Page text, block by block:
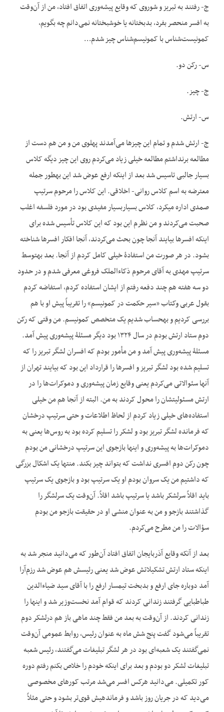
ج- رفتند به ‌تبریز و شوروی که وقایع پیشه‌وری اتفاق افتاد، من از آن‌وقت
به افسر منحصر بفرد، بدبختانه یا خوشبختانه نمی‌دانم چه بگویم،
کمونیست‌شناس با کمونیسم‌شناس چیز شدم…
س- رکن دو.
ج- چیز.
س- ارتش.
ج- ارتش شدم و تمام این چیزها می‌آمدند پهلوی من و من هم دست از
مطالعه برنداشتم مطالعه خیلی زیاد می‌کردم روی این چیز دیگه کلاس
بسیار جالبی تاسیس شد بعد از اینکه ارفع عوض شد این به‏طور جمله
معترضه به اسم کلاس روانی- اخلاقی. این کلاس را مرحوم سرتیپ
صمدی اداره می‏کرد، کلاس بسیاربسیار مفیدی بود در مورد فلسفه اغلب
صحبت می‌کردند و من نظرم این بود که این کلاس تأسیس شده برای
اینکه افسرها بیایند آنجا چون بحث می‌کردند، آنجا افکار افسرها شناخته
بشود. در هر صورت من استفادۀ خیلی کامل کردم از آنجا. بعد به‏توسط
سرتیپ مهدی به آقای مرحوم ذکاءالملک فروغی معرفی شدم و در حدود
دو سه هفته هم چند دفعه رفتم از ایشان استفاده کردم، استفاضه کردم
بقول عربی وکتاب «سیر حکمت در کمونیسم» را تقریباً پیش او با هم
بررسی کردیم و به‏حساب شدیم یک متخصص کمونیسم. من وقتی که رکن
دوم ستاد ارتش بودم در سال ۱۳۲۴ بود دیگر مسئلۀ پیشه‌وری پیش آمد.
مسئلۀ پیشه‌وری پیش آمد و من مأمور بودم که افسران لشگر تبریز را که
تسلیم شده بود لشگر تبریز و افسرها را قرارداد این بود که بیایند تهران از
آنها سئوالاتی می‌کردم یعنی وقایع زمان پیشه‌وری و دموکرات‌ها را در
ارتش مسئولیتشان را محول کردند به من. البته از آنجا هم من خیلی
استفاده‌های خیلی زیاد کردم از لحاظ اطلاعات و حتی سرتیپ درخشان
که فرمانده لشگر تبریز بود و لشکر را تسلیم کرده بود به روس‌ها یعنی به
دموکرات‌ها به پیشه‌وری و اینها بازجوی این سرتیپ درخشانی من بودم
چون رکن دوم افسری نداشت که بتواند چیز بکند. منتها یک اشکال بزرگی
که داشتیم من یک سروان بودم او یک سرتیپ بود و بازجوی یک سرتیپ
باید اقلاً سرلشکر باشد یا سرتیپ باشد اقلاً. آن‌وقت یک سرلشگر را
گذاشتند بازجو و من به عنوان منشی او در حقیقت بازجو من بودم
سؤالات را من مطرح می‌کردم.
بعد از آنکه وقایع آذربایجان اتفاق افتاد آن‌طور که می‌دانید منجر شد به
اینکه ستاد ارتش تشکیلاتش عوض شد یعنی رئیسش هم عوض شد رزم‌آرا
آمد دوباره جای ارفع و بدبخت تیمسار ارفع را با آقای سید ضیاءالدین
طباطبایی گرفتند زندانی کردند که قوام آمد نخست‌وزیر شد و این‏ها را
زندانی کردند. از آن‌وقت به بعد من فقط چند ماهی باز هم درلشکر دوم
تقریباً می‌شود گفت پنج شش ماه به عنوان رئیس، روابط عمومی ‌آن‌وقت
نمی‌گفتند یک شعبه‌ای بود در هر لشگر تبلیغات می‌گفتند، رئیس شعبه
تبلیغات لشکر دو بودم و بعد برای اینکه خودم را خلاص بکنم رفتم دوره
کور تکمیلی. می‌دانید هرکس افسر می‌شد مرتب کورهای مخصوصی
‌می‌دید که در جریان روز باشد و فرماندهیش قوی‌تر بشود و حتی مثلاً